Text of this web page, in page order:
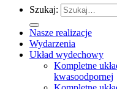
Szukaj:
Nasze realizacje
Wydarzenia
Układ wydechowy
Kompletne
kwasoodpornej